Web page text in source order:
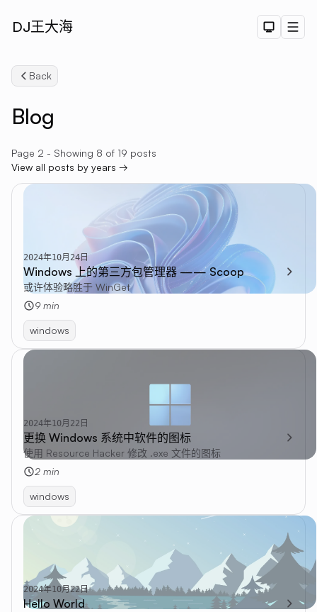
DJ王大海 Dark
Back
Blog
Page 2 - Showing 8 of 19 posts
View all posts by years →
2024年10月24日
Windows 上的第三方包管理器 —— Scoop
或许体验略胜于 WinGet
9 min
windows
2024年10月22日
更换 Windows 系统中软件的图标
使用 Resource Hacker 修改 .exe 文件的图标
2 min
windows
2024年10月22日
Hello World